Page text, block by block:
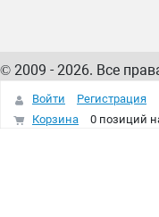
© 2009 - 2026. Все
информация на сайте –
интернет-магазина
Войти
Регистрация
Корзина
0 позиций